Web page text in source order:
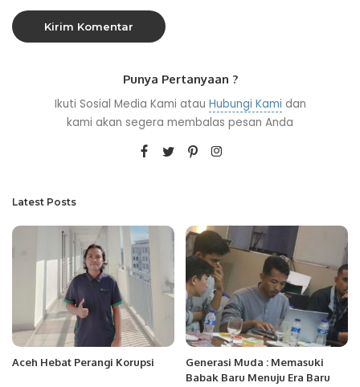
Punya Pertanyaan ?
Ikuti Sosial Media Kami atau Hubungi Kami dan
kami akan segera membalas pesan Anda
Latest Posts
Aceh Hebat Perangi Korupsi
Generasi Muda : Memasuki
Babak Baru Menuju Era Baru